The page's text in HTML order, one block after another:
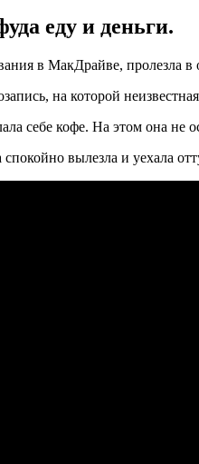
еду и деньги.
в МакДрайве, пролезла в
на которой
себе кофе. На этом она
вылезла и уехала